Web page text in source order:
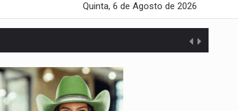
Quinta, 6 de Agosto de 2026